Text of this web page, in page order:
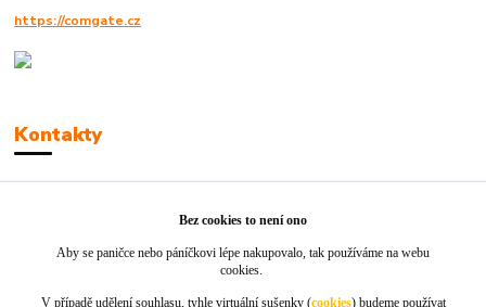
https://comgate.cz
Kontakty
info@jackie-shop.cz
Bez cookies to není ono
Aby se paničce nebo páníčkovi lépe nakupovalo, tak používáme na webu
cookies.
V případě udělení souhlasu, tyhle virtuální sušenky (cookies) budeme používat